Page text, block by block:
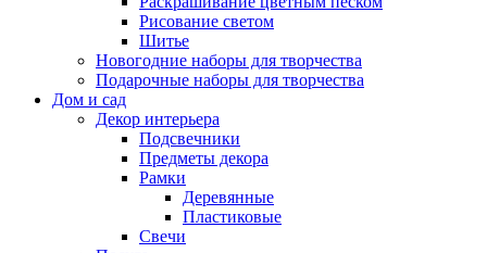
Рисование светом
Шитье
Новогодние наборы для творчества
Подарочные наборы для творчества
Дом и сад
Декор интерьера
Подсвечники
Предметы декора
Рамки
Деревянные
Пластиковые
Свечи